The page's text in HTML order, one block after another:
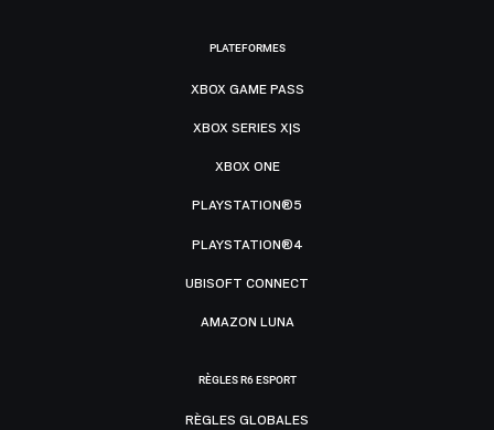
PLATEFORMES
XBOX GAME PASS
XBOX SERIES X|S
XBOX ONE
PLAYSTATION®5
PLAYSTATION®4
UBISOFT CONNECT
AMAZON LUNA
RÈGLES R6 ESPORT
RÈGLES GLOBALES